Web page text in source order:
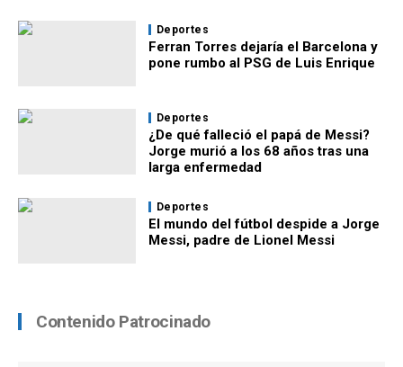
Deportes
Ferran Torres dejaría el Barcelona y
pone rumbo al PSG de Luis Enrique
Deportes
¿De qué falleció el papá de Messi?
Jorge murió a los 68 años tras una
larga enfermedad
Deportes
El mundo del fútbol despide a Jorge
Messi, padre de Lionel Messi
Contenido Patrocinado